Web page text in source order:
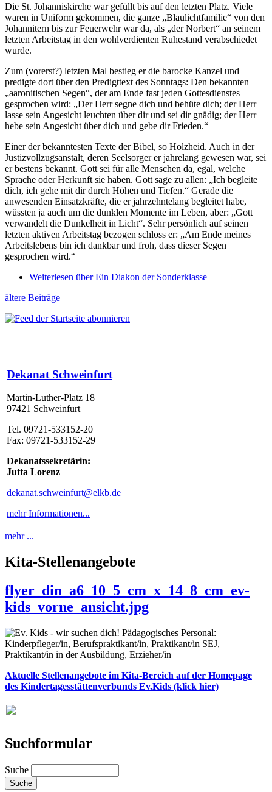
Die St. Johanniskirche war gefüllt bis auf den letzten Platz. Viele
waren in Uniform gekommen, die ganze „Blaulichtfamilie“ von den
Johannitern bis zur Feuerwehr war da, als „der Norbert“ an seinem
letzten Arbeitstag in den wohlverdienten Ruhestand verabschiedet
wurde.
Zum (vorerst?) letzten Mal bestieg er die barocke Kanzel und
predigte dort über den Predigttext des Sonntags: Den bekannten
„aaronitischen Segen“, der am Ende fast jeden Gottesdienstes
gesprochen wird: „Der Herr segne dich und behüte dich; der Herr
lasse sein Angesicht leuchten über dir und sei dir gnädig; der Herr
hebe sein Angesicht über dich und gebe dir Frieden.“
Einer der bekanntesten Texte der Bibel, so Holzheid. Auch in der
Justizvollzugsanstalt, deren Seelsorger er jahrelang gewesen war, sei
er bestens bekannt. Gott sei für alle Menschen da, egal, welche
Sprache oder Herkunft sie haben. Gott sage zu allen: „Ich begleite
dich, ich gehe mit dir durch Höhen und Tiefen.“ Gerade die
anwesenden Einsatzkräfte, die er jahrzehntelang begleitet habe,
wüssten ja auch um die dunklen Momente im Leben, aber: „Gott
verwandelt die Dunkelheit in Licht“. Sehr persönlich auf seinen
letzten aktiven Arbeitstag bezogen schloss er: „Am Ende meines
Arbeitslebens bin ich dankbar und froh, dass dieser Segen
gesprochen wird.“
Weiterlesen über Ein Diakon der Sonderklasse
ältere Beiträge
Dekanat Schweinfurt
Martin-Luther-Platz 18
97421 Schweinfurt
Tel. 09721-533152-20
Fax: 09721-533152-29
Dekanatssekretärin:
Jutta Lorenz
dekanat.schweinfurt@elkb.de
mehr Informationen...
mehr ...
Kita-Stellenangebote
flyer_din_a6_10_5_cm_x_14_8_cm_ev-
kids_vorne_ansicht.jpg
Aktuelle Stellenangebote im Kita-Bereich auf der Homepage
des Kindertagesstättenverbunds Ev.Kids (klick hier)
Suchformular
Suche